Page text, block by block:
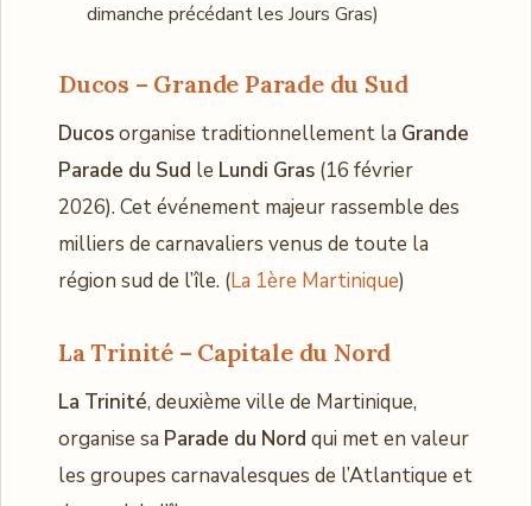
dimanche précédant les Jours Gras)
Ducos – Grande Parade du Sud
Ducosorganise traditionnellement la Grande
Parade du Sud le Lundi Gras (16 février
2026). Cet événement majeur rassemble des
milliers de carnavaliers venus de toute la
région sud de l’île. (La 1ère Martinique)
La Trinité – Capitale du Nord
La Trinité, deuxième ville de Martinique,
organise sa Parade du Nord qui met en valeur
les groupes carnavalesques de l’Atlantique et